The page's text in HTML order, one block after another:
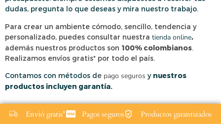
dudas, pregunta lo que deseas y mira nuestro trabajo.
Para crear un ambiente cómodo, sencillo, tendencia y
personalizado, puedes consultar nuestra tienda online,
además nuestros productos son 100% colombianos.
Realizamos envíos gratis* por todo el país.
Contamos con métodos de pago seguros y nuestros
productos incluyen garantía.
Envió gratis* Pagos seguros Productos garantizados